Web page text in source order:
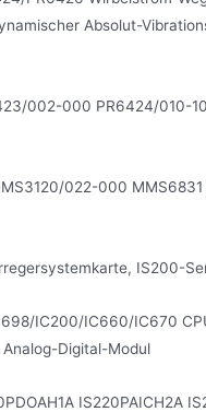
Absolut-
002-000 PR6424/010-
022-000 MMS6831
IS200-
IC200/IC660/IC670
Digital-Modul
IS220PAICH2A